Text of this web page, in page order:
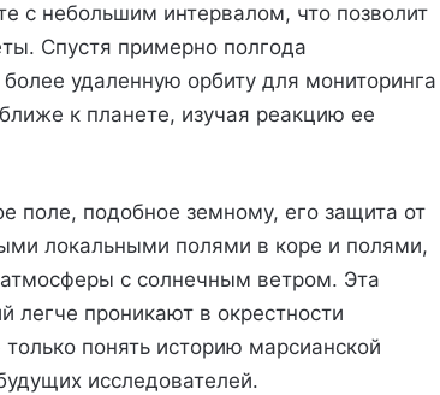
с небольшим интервалом, что позволит
Спустя примерно полгода
удаленную орбиту для мониторинга
к планете, изучая реакцию ее
поле, подобное земному, его защита от
локальными полями в коре и полями,
с солнечным ветром. Эта
легче проникают в окрестности
понять историю марсианской
исследователей.